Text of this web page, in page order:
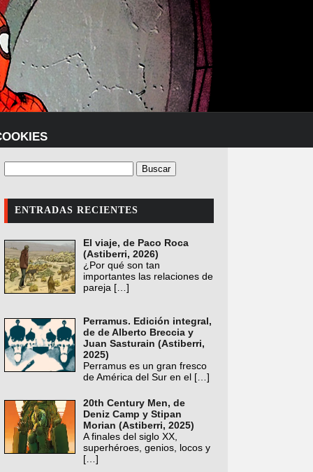
ENTRADAS RECIENTES
El viaje, de Paco Roca
(Astiberri, 2026)
¿Por qué son tan
importantes las relaciones de
pareja […]
Perramus. Edición integral,
de de Alberto Breccia y
Juan Sasturain (Astiberri,
2025)
Perramus es un gran fresco
de América del Sur en el […]
20th Century Men, de
Deniz Camp y Stipan
Morian (Astiberri, 2025)
A finales del siglo XX,
superhéroes, genios, locos y
[…]